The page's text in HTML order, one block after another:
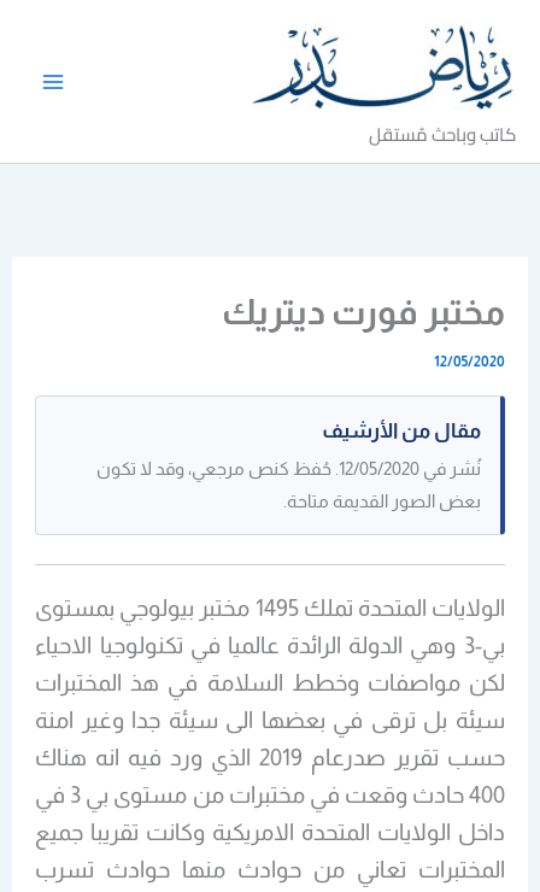
المحتوى
كاتب وباحث مُستقل
مختبر فورت ديتريك
12/05/2020
مقال من الأرشيف
نُشر في 12/05/2020. حُفظ كنص مرجعي، وقد لا تكون
بعض الصور القديمة متاحة.
الولايات المتحدة تملك 1495 مختبر بيولوجي بمستوى
بي-3 وهي الدولة الرائدة عالميا في تكنولوجيا الاحياء
لكن مواصفات وخطط السلامة في هذ المختبرات
سيئة بل ترقى في بعضها الى سيئة جدا وغير امنة
حسب تقرير صدرعام 2019 الذي ورد فيه انه هناك
400 حادث وقعت في مختبرات من مستوى بي 3 في
داخل الولايات المتحدة الامريكية وكانت تقريبا جميع
المختبرات تعاني من حوادث منها حوادث تسرب